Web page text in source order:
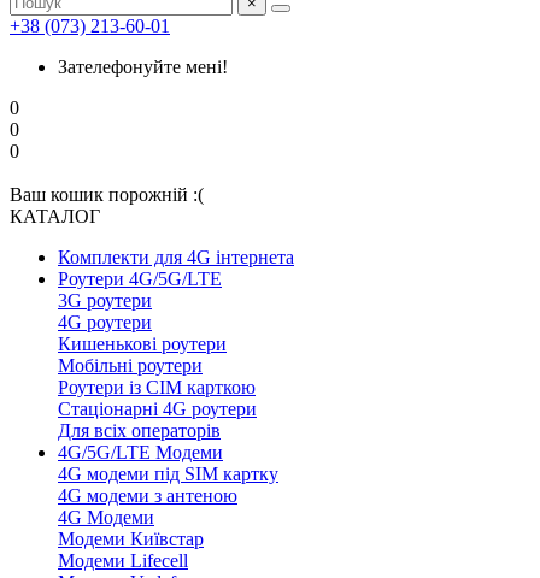
+38 (073) 213-60-01
Зателефонуйте мені!
0
0
0
Ваш кошик порожній :(
КАТАЛОГ
Комплекти для 4G інтернета
Роутери 4G/5G/LTE
3G роутери
4G роутери
Кишенькові роутери
Мобільні роутери
Роутери із СІМ карткою
Стаціонарні 4G роутери
Для всіх операторів
4G/5G/LTE Модеми
4G модеми під SIM картку
4G модеми з антеною
4G Модеми
Модеми Київстар
Модеми Lifecell